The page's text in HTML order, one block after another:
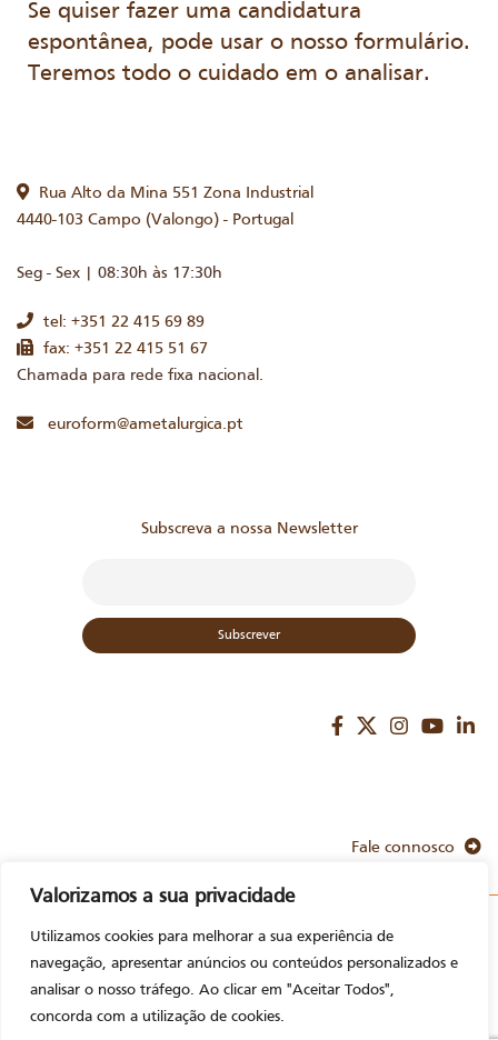
Valorizamos a sua privacidade
Utilizamos cookies para melhorar a sua experiência de
navegação, apresentar anúncios ou conteúdos personalizados e
analisar o nosso tráfego. Ao clicar em "Aceitar Todos",
concorda com a utilização de cookies.
Se quiser fazer uma candidatura
espontânea, pode usar o nosso formulário.
Teremos todo o cuidado em o analisar.
Rua Alto da Mina 551 Zona Industrial
4440-103 Campo (Valongo) - Portugal
Seg - Sex | 08:30h às 17:30h
tel: +351 22 415 69 89
fax: +351 22 415 51 67
Chamada para rede fixa nacional.
euroform@ametalurgica.pt
Subscreva a nossa Newsletter
Fale connosco
© 2023. Todos
os direitos
Avisos Legais